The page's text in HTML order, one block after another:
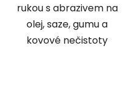
rukou s abrazivem na
olej, saze, gumu a
kovové nečistoty